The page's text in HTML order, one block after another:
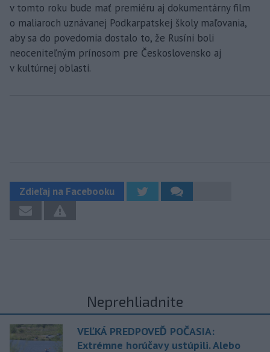
v tomto roku bude mať premiéru aj dokumentárny film
o maliaroch uznávanej Podkarpatskej školy maľovania,
aby sa do povedomia dostalo to, že Rusíni boli
neoceniteľným prínosom pre Československo aj
v kultúrnej oblasti.
Zdieľaj na Facebooku
Neprehliadnite
VEĽKÁ PREDPOVEĎ POČASIA:
Extrémne horúčavy ustúpili. Alebo